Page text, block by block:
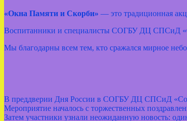
«Окна Памяти и Скорби» — это традиционная
Воспитанники и специалисты СОГБУ ДЦ СПСиД
Мы благодарны всем тем, кто сражался мирное
В преддверии Дня России в СОГБУ ДЦ СПСиД
Мероприятие началось с торжественных
Затем участники узнали неожиданную новость: